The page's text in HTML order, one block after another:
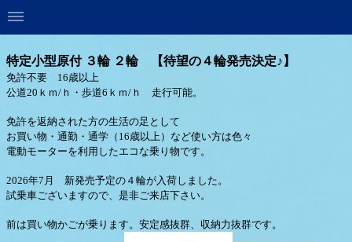
特定小型原付 ３輪 ２輪 【待望の４輪発売決定♪】
免許不要 16歳以上
公道20ｋｍ/ｈ・歩道6ｋｍ/ｈ 走行可能。
免許を返納された方の生活の足として
お買い物・通勤・通学（16歳以上）など使い方は色々
電動モーターを利用したエコな乗り物です。
2026年7月 新発売予定の４輪が入荷しました。
試乗車ございますので、是非ご来店下さい。
前は買い物かごが乗ります。安定感抜群、収納力抜群です。